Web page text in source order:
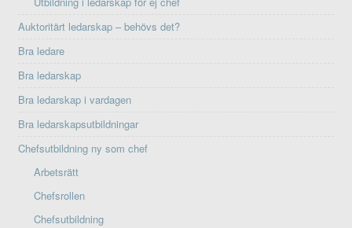
Auktoritärt ledarskap – behövs det?
Bra ledare
Bra ledarskap
Bra ledarskap i vardagen
Bra ledarskapsutbildningar
Chefsutbildning ny som chef
Arbetsrätt
Chefsrollen
Chefsutbildning